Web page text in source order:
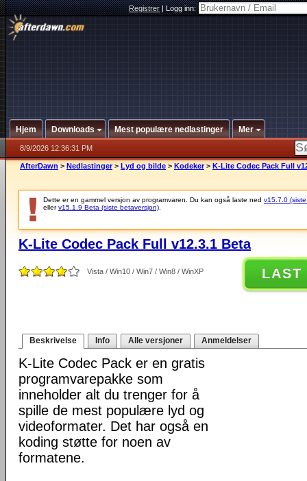
Registrer|Logg inn:
Hjem Downloads Mest populære nedlastinger Mer
8/9/2026 12:36:31 PM
AfterDawn > Nedlastinger > Lyd og bilde > Kodeker > K-Lite Codec Pack Full
Dette er en gammel versjon av programvaren. Du kan også laste ned v15.7.0
ellerv15.1.9 Beta (siste betaversjon)
K-Lite Codec Pack Full v12.3.1 Beta
Vista / Win10 / Win7 / Win8 / WinXP LAST
Beskrivelse Info Alle versjoner Anmeldelser
K-Lite Codec Pack er en gratis
programvarepakke som
inneholder alt du trenger for å
spille de mest populære lyd og
videoformater. Det har også en
koding støtte for noen av
formatene.